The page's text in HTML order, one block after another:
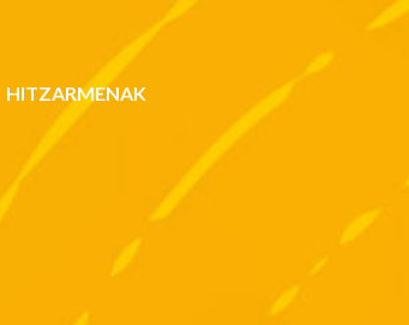
HITZARMENAK